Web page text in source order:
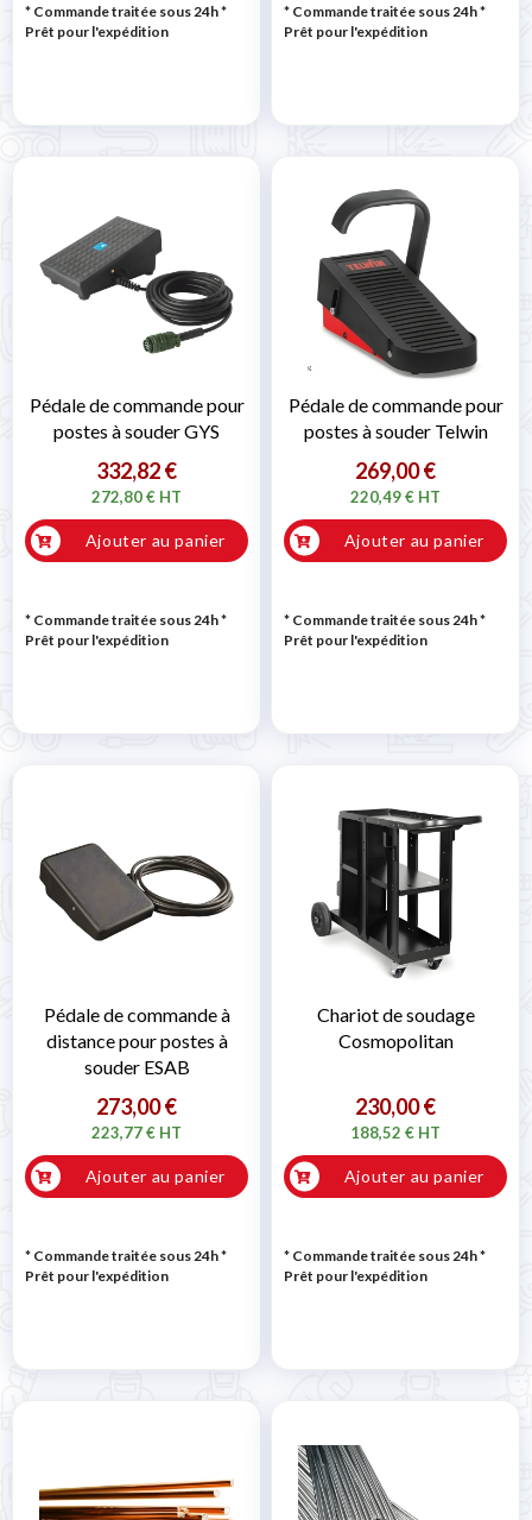
* Commande traitée sous 24h*
Prêt pour l'expédition
* Commande traitée sous 24h*
Prêt pour l'expédition
Pédale de commande pour
postes à souder GYS
332,82 €
272,80 € HT
Ajouter au panier
* Commande traitée sous 24h*
Prêt pour l'expédition
Pédale de commande pour
postes à souder Telwin
269,00 €
220,49 € HT
Ajouter au panier
* Commande traitée sous 24h*
Prêt pour l'expédition
Pédale de commande à
distance pour postes à
souder ESAB
273,00 €
223,77 € HT
Ajouter au panier
* Commande traitée sous 24h*
Prêt pour l'expédition
Chariot de soudage
Cosmopolitan
230,00 €
188,52 € HT
Ajouter au panier
* Commande traitée sous 24h*
Prêt pour l'expédition